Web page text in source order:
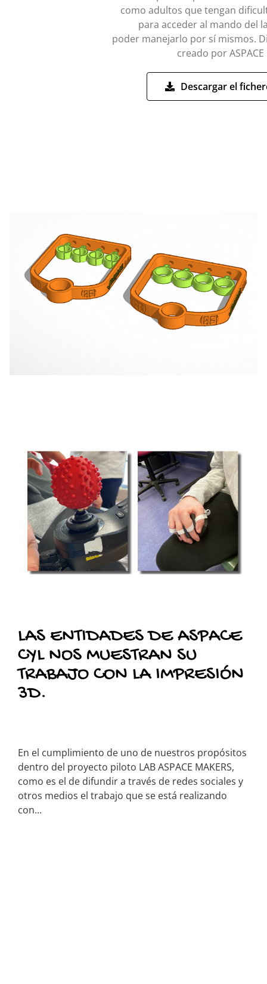
como adultos que tengan
para acceder al mando del
poder manejarlo por sí mismos.
creado por
Descargar el
LAS ENTIDADES DE ASPACE
CYL NOS MUESTRAN SU
TRABAJO CON LA IMPRESIÓN
3D.
En el cumplimiento de uno de nuestros propósitos
dentro del proyecto piloto LAB ASPACE MAKERS,
como es el de difundir a través de redes sociales y
otros medios el trabajo que se está realizando
con...